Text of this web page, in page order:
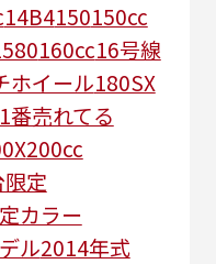
14B4150150cc
160cc16号線
ホイール180SX
番売れてる
200cc
定
カラー
ル2014年式